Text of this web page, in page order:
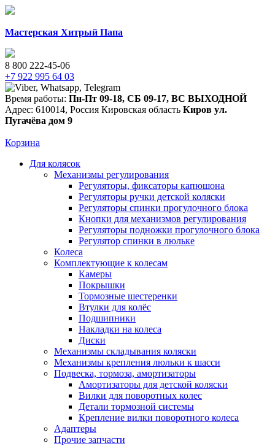
Мастерская Хитрый Папа
8 800 222-45-06
+7 922 995 64 03
Время работы: Пн-Пт 09-18, СБ 09-17, ВС ВЫХОДНОЙ
Адрес: 610014, Россия Кировская область Киров ул.
Пугачёва дом 9
Корзина
Для колясок
Механизмы регулирования
Регуляторы, фиксаторы капюшона
Регуляторы ручки детской коляски
Регуляторы спинки прогулочного блока
Кнопки для механизмов регулирования
Регуляторы подножки прогулочного блока
Регулятор спинки в люльке
Колеса
Комплектующие к колесам
Камеры
Покрышки
Тормозные шестеренки
Втулки для колёс
Подшипники
Накладки на колеса
Диски
Механизмы складывания коляски
Механизмы крепления люльки к шасси
Подвеска, тормоза, амортизаторы
Амортизаторы для детской коляски
Вилки для поворотных колес
Детали тормозной системы
Крепление вилки поворотного колеса
Адаптеры
Прочие запчасти